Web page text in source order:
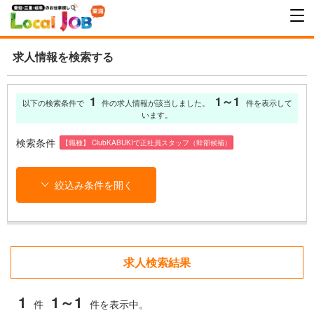
求人情報を検索する
以下の検索条件で 1 件の求人情報が該当しました。 1～1
件を表示して
います。
検索条件 【職種】 ClubKABUKIで正社員スタッフ（幹部候補）
絞込み条件を開く
求人検索結果
1 件 1～1 件を表示中。